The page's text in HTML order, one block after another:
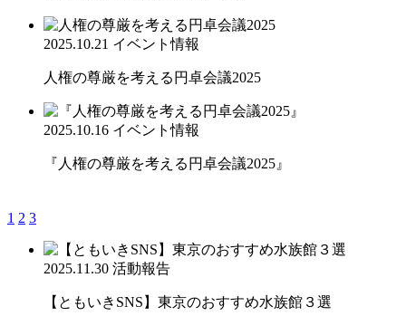
2025.10.21 イベント情報
人権の尊厳を考える円卓会議2025
2025.10.16 イベント情報
『人権の尊厳を考える円卓会議2025』
1 2 3
2025.11.30 活動報告
【ともいきSNS】東京のおすすめ水族館３選